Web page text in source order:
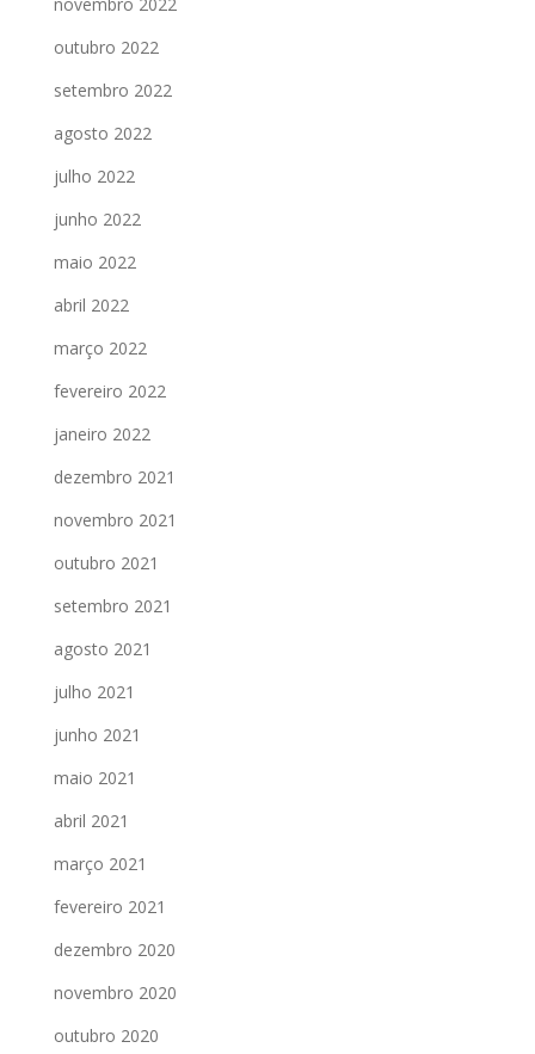
outubro 2022
setembro 2022
agosto 2022
julho 2022
junho 2022
maio 2022
abril 2022
março 2022
fevereiro 2022
janeiro 2022
dezembro 2021
novembro 2021
outubro 2021
setembro 2021
agosto 2021
julho 2021
junho 2021
maio 2021
abril 2021
março 2021
fevereiro 2021
dezembro 2020
novembro 2020
outubro 2020